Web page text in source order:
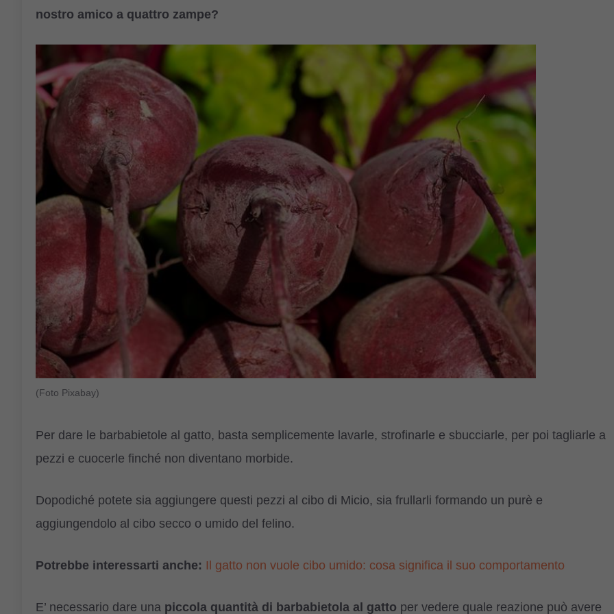
nostro amico a quattro zampe?
(Foto Pixabay)
Per dare le barbabietole al gatto, basta semplicemente lavarle, strofinarle e sbucciarle, per poi tagliarle a
pezzi e cuocerle finché non diventano morbide.
Dopodiché potete sia aggiungere questi pezzi al cibo di Micio, sia frullarli formando un purè e
aggiungendolo al cibo secco o umido del felino.
Potrebbe interessarti anche: Il gatto non vuole cibo umido: cosa significa il suo comportamento
E’ necessario dare una piccola quantità di barbabietola al gatto per vedere quale reazione può avere